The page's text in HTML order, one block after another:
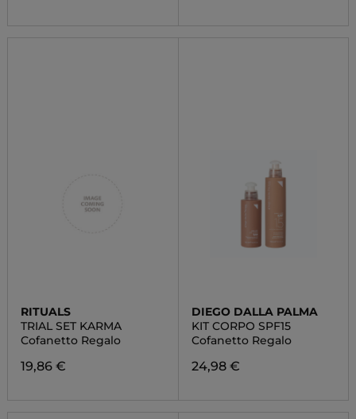
RITUALS
TRIAL SET KARMA
Cofanetto Regalo
19,86 €
DIEGO DALLA PALMA
KIT CORPO SPF15
Cofanetto Regalo
24,98 €